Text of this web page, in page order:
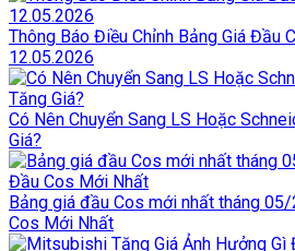
Thông Báo Điều Chỉnh Bảng Giá Đầu
12.05.2026
Có Nên Chuyển Sang LS Hoặc
Giá?
Bảng giá đầu Cos mới nhất tháng
Cos Mới Nhất